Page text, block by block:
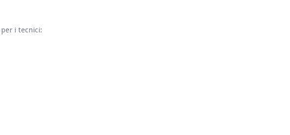
i tecnici: